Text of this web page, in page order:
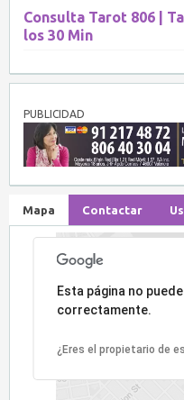
Consulta Tarot 806 |
los 30 Min
PUBLICIDAD
Mapa Contactar
Lo sentimos, la
Esta página no
correctamente.
¿Eres el propietario de